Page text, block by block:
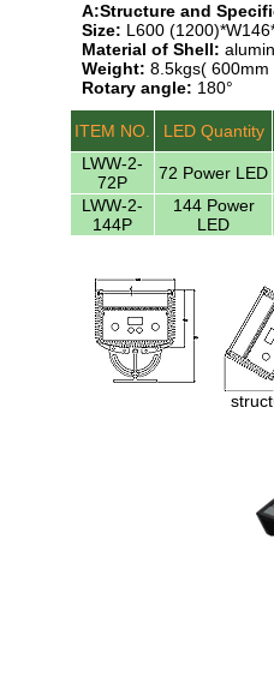
A:Structure and
Size: L600
Material of Shell:
Weight: 8.5kgs(
Rotary angle: 180°
ITEM NO.
LED Quantity
LWW-2-
72P
72 Power LED
LWW-2-
144P
144 Power
LED